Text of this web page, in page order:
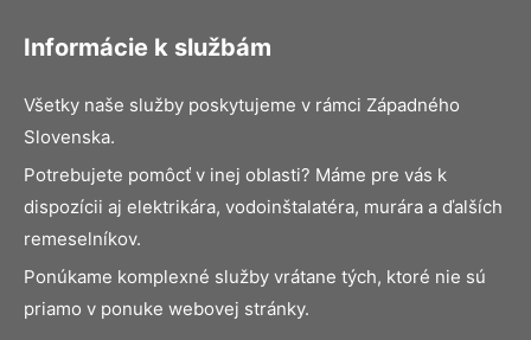
Informácie k službám
Všetky naše služby poskytujeme v rámci Západného
Slovenska.
Potrebujete pomôcť v inej oblasti? Máme pre vás k
dispozícii aj elektrikára, vodoinštalatéra, murára a ďalších
remeselníkov.
Ponúkame komplexné služby vrátane tých, ktoré nie sú
priamo v ponuke webovej stránky.